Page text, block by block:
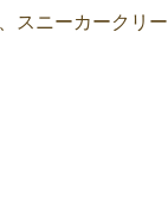
スニーカークリ